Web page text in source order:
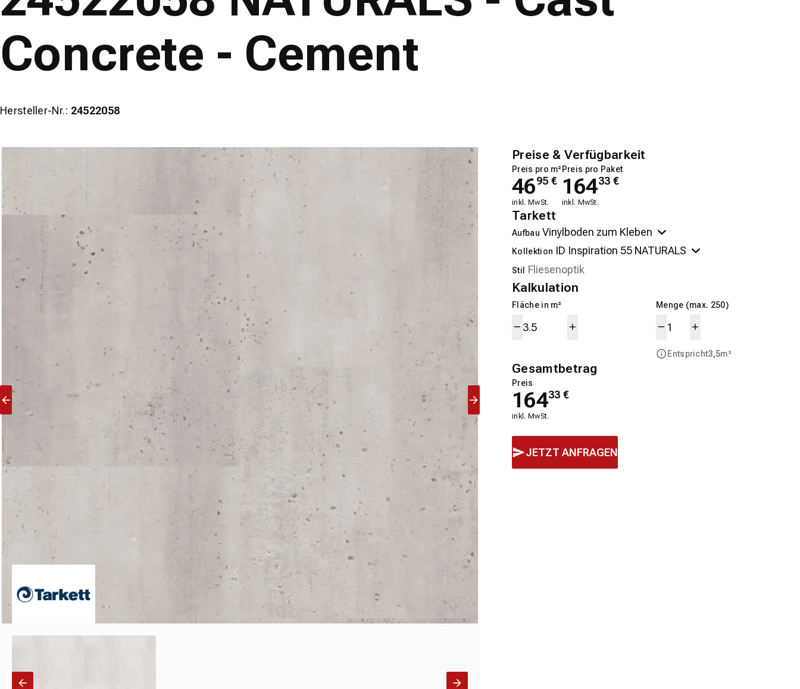
Concrete - Cement
Hersteller-Nr.: 24522058
Preise & Verfügbarkeit
Preis pro m²
4695 €
inkl. MwSt.
Preis pro Paket
16433 €
inkl. MwSt.
Tarkett
Aufbau
Kollektion
Stil
Kalkulation
Fläche in m² Menge (max. 250)
Entspricht3,5m²
Gesamtbetrag
Preis
16433 €
inkl. MwSt.
JETZT ANFRAGEN